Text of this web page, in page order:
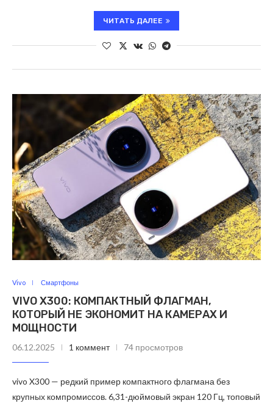
ЧИТАТЬ ДАЛЕЕ
Vivo Смартфоны
VIVO X300: КОМПАКТНЫЙ ФЛАГМАН,
КОТОРЫЙ НЕ ЭКОНОМИТ НА КАМЕРАХ И
МОЩНОСТИ
06.12.2025 1 коммент 74 просмотров
vivo X300 — редкий пример компактного флагмана без
крупных компромиссов. 6,31-дюймовый экран 120 Гц, топовый